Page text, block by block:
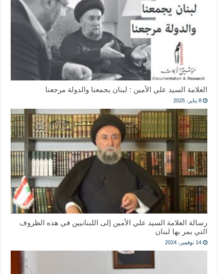
العلامة السيد علي الأمين : لبنان يجمعنا والدولة مرجعنا
8 يناير، 2025
رسالة العلامة السيد علي الأمين إلى اللبنانيين في هذه الظروف
التي يمر بها لبنان
14 نوفمبر، 2024